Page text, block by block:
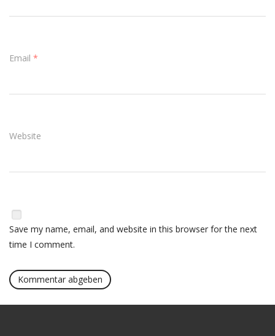
Email *
Website
Save my name, email, and website in this browser for the next
time I comment.